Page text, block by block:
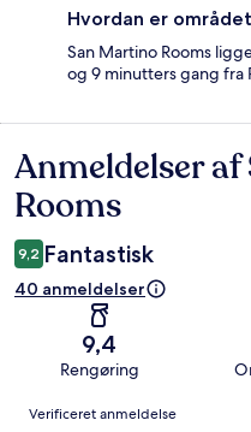
Hvordan er
San Martino Rooms
og 9 minutters gang fra
Anmeldelser
Anmeldelser
Rooms
9,2 Fantastisk
40 anmeldelser
9,4
Rengøring
Anmeldelser
Verificeret anmeldelse